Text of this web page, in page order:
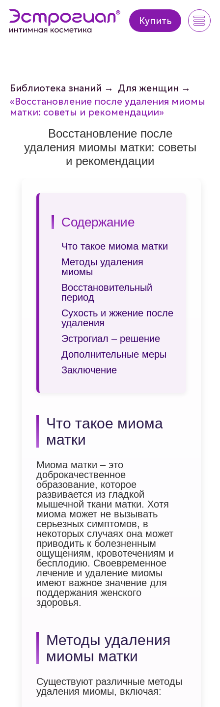
Купить
Купить
Библиотека знаний → Для женщин →
«Восстановление после удаления миомы
матки: советы и рекомендации»
Восстановление после
удаления миомы матки: советы
и рекомендации
Содержание
Что такое миома матки
Методы удаления
миомы
Восстановительный
период
Сухость и жжение после
удаления
Эстрогиал – решение
Дополнительные меры
Заключение
Что такое миома
матки
Миома матки – это
доброкачественное
образование, которое
развивается из гладкой
мышечной ткани матки. Хотя
миома может не вызывать
серьезных симптомов, в
некоторых случаях она может
приводить к болезненным
ощущениям, кровотечениям и
бесплодию. Своевременное
лечение и удаление миомы
имеют важное значение для
поддержания женского
здоровья.
Методы удаления
миомы матки
Существуют различные методы
удаления миомы, включая: